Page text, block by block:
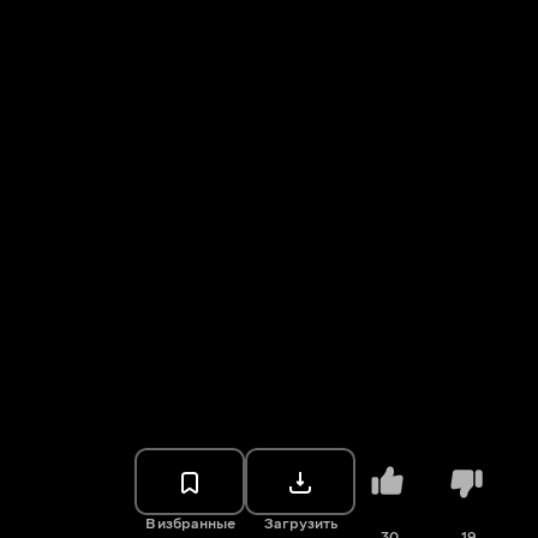
В избранные Загрузить